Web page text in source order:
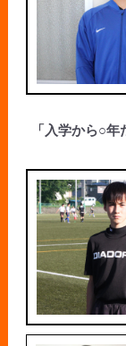
「入学から○